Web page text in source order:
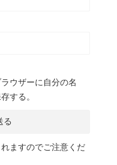
ウザーに自分の名
する。
ますのでご注意くだ